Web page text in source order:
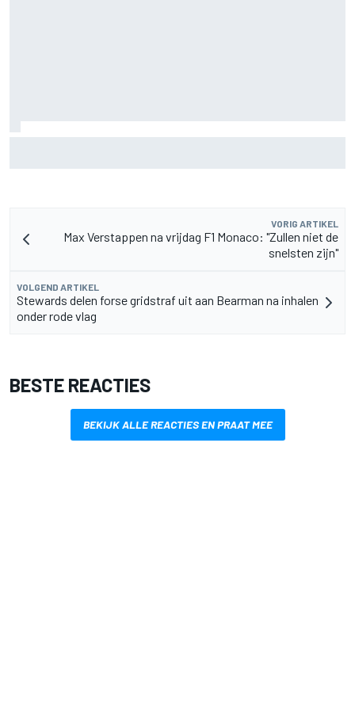
VORIG ARTIKEL
Max Verstappen na vrijdag F1 Monaco: "Zullen niet de
snelsten zijn"
VOLGEND ARTIKEL
Stewards delen forse gridstraf uit aan Bearman na inhalen
onder rode vlag
BESTE REACTIES
BEKIJK ALLE REACTIES EN PRAAT MEE